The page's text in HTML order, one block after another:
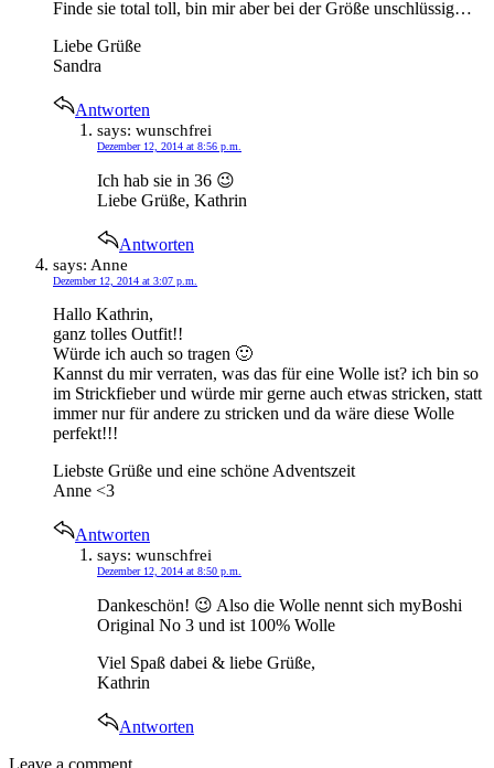
Finde sie total toll, bin mir aber bei der Größe unschlüssig…
Liebe Grüße
Sandra
Antworten
says: wunschfrei
Dezember 12, 2014 at 8:56 p.m.
Ich hab sie in 36 😉
Liebe Grüße, Kathrin
Antworten
says: Anne
Dezember 12, 2014 at 3:07 p.m.
Hallo Kathrin,
ganz tolles Outfit!!
Würde ich auch so tragen 🙂
Kannst du mir verraten, was das für eine Wolle ist? ich bin so
im Strickfieber und würde mir gerne auch etwas stricken, statt
immer nur für andere zu stricken und da wäre diese Wolle
perfekt!!!
Liebste Grüße und eine schöne Adventszeit
Anne <3
Antworten
says: wunschfrei
Dezember 12, 2014 at 8:50 p.m.
Dankeschön! 😉 Also die Wolle nennt sich myBoshi
Original No 3 und ist 100% Wolle
Viel Spaß dabei & liebe Grüße,
Kathrin
Antworten
Leave a comment